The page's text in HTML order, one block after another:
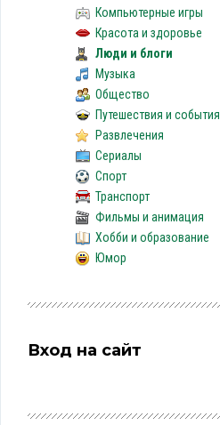
Компьютерные игры
Красота и здоровье
Люди и блоги
Музыка
Общество
Путешествия и события
Развлечения
Сериалы
Спорт
Транспорт
Фильмы и анимация
Хобби и образование
Юмор
Вход на сайт